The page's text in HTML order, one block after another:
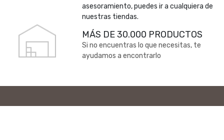
asesoramiento, puedes ir a cualquiera de
nuestras tiendas.
MÁS DE 30.000 PRODUCTOS
Si no encuentras lo que necesitas, te
ayudamos a encontrarlo